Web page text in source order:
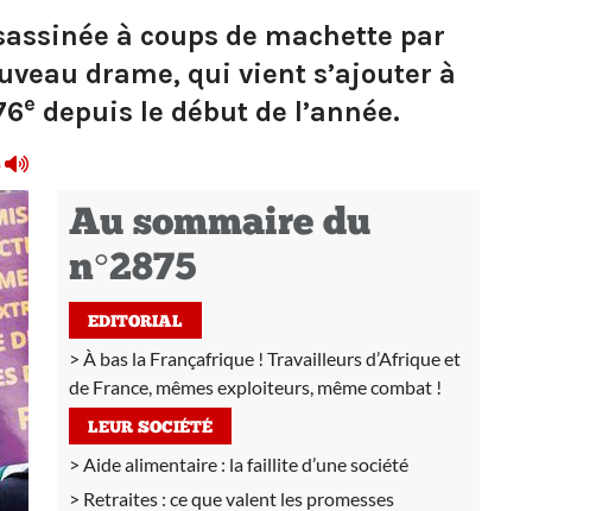
à coups de machette par
drame, qui vient s’ajouter à
e depuis le début de l’année.
Au sommaire du
n°2875
EDITORIAL
À bas la Françafrique ! Travailleurs d’Afrique et
de France, mêmes exploiteurs, même combat !
LEUR SOCIÉTÉ
Aide alimentaire : la faillite d’une société
Retraites : ce que valent les promesses